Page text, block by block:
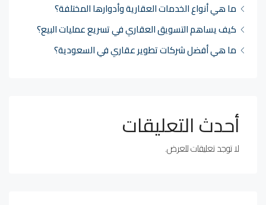
ما هي أنواع الخدمات العقارية وأدوارها المختلفة؟
كيف يساهم التسويق العقاري في تسريع عمليات البيع؟
ما هي أفضل شركات تطوير عقاري في السعودية؟
أحدث التعليقات
لا توجد تعليقات للعرض.